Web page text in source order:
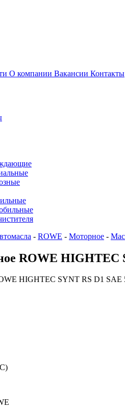
О компании Вакансии Контакты
- ROWE - Моторное -
ROWE HIGHTEC